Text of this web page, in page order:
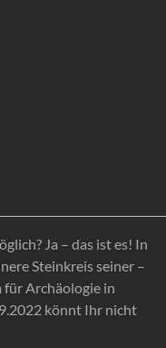
Ja – das ist es! In
Steinkreis seiner –
für Archäologie in
könnt Ihr nicht